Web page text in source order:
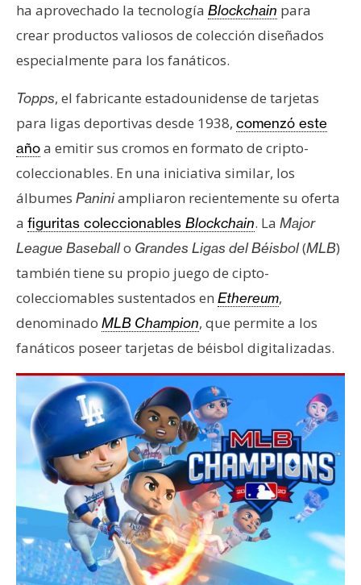
ha aprovechado la tecnología Blockchain para
crear productos valiosos de colección diseñados
especialmente para los fanáticos.
Topps, el fabricante estadounidense de tarjetas
para ligas deportivas desde 1938, comenzó este
añoa emitir sus cromos en formato de cripto-
coleccionables. En una iniciativa similar, los
álbumes Paniniampliaron recientemente su oferta
a figuritas coleccionables Blockchain. La Major
League Baseballo Grandes Ligas del Béisbol(MLB)
también tiene su propio juego de cipto-
colecciomables sustentados en Ethereum,
denominado MLB Champion, que permite a los
fanáticos poseer tarjetas de béisbol digitalizadas.